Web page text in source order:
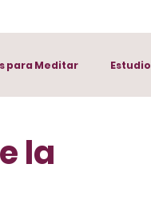
para Meditar Estudio
la